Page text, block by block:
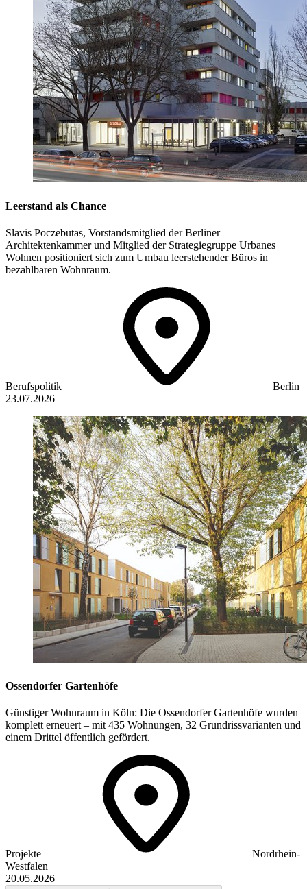
Leerstand als Chance
Slavis Poczebutas, Vorstandsmitglied der Berliner
Architektenkammer und Mitglied der Strategiegruppe Urbanes
Wohnen positioniert sich zum Umbau leerstehender Büros in
bezahlbaren Wohnraum.
Berufspolitik
Berlin
23.07.2026
Ossendorfer Gartenhöfe
Günstiger Wohnraum in Köln: Die Ossendorfer Gartenhöfe wurden
komplett erneuert – mit 435 Wohnungen, 32 Grundrissvarianten und
einem Drittel öffentlich gefördert.
Projekte
Nordrhein-
Westfalen
20.05.2026